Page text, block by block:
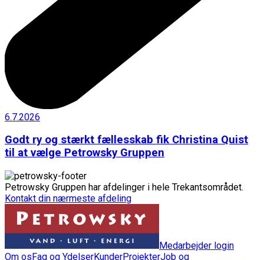
6.7.2026
Godt ry og stærkt fællesskab fik Christina Quist
til at vælge Petrowsky Gruppen
Petrowsky Gruppen har afdelinger i hele Trekantsområdet.
Kontakt din nærmeste afdeling
Medarbejder login
Om osFag og YdelserKunderProjekterJob og